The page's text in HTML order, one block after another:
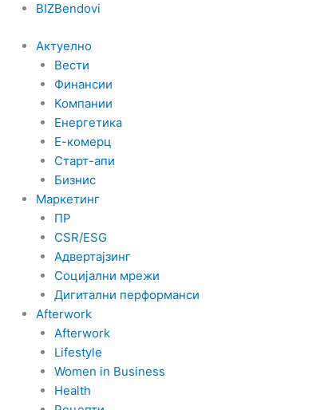
BIZBendovi
Актуелно
Вести
Финансии
Компании
Енергетика
Е-комерц
Старт-апи
Бизнис
Маркетинг
ПР
CSR/ESG
Адвертајзинг
Социјални мрежи
Дигитални перформанси
Afterwork
Afterwork
Lifestyle
Women in Business
Health